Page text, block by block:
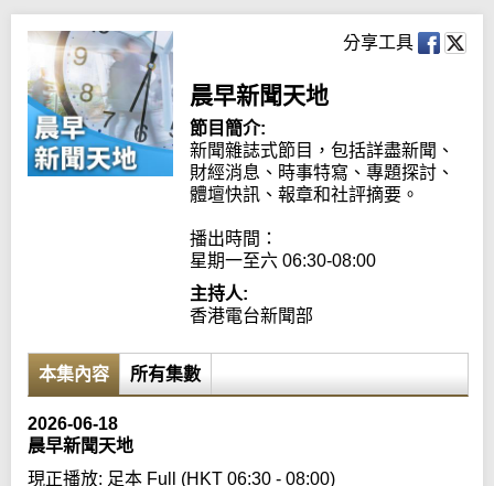
c
h
分享工具
晨早新聞天地
節目簡介:
新聞雜誌式節目，包括詳盡新聞、
財經消息、時事特寫、專題探討、
體壇快訊、報章和社評摘要。
播出時間：
星期一至六 06:30-08:00
主持人:
香港電台新聞部
本集內容 所有集數
2026-06-18
晨早新聞天地
現正播放: 足本 Full (HKT 06:30 - 08:00)